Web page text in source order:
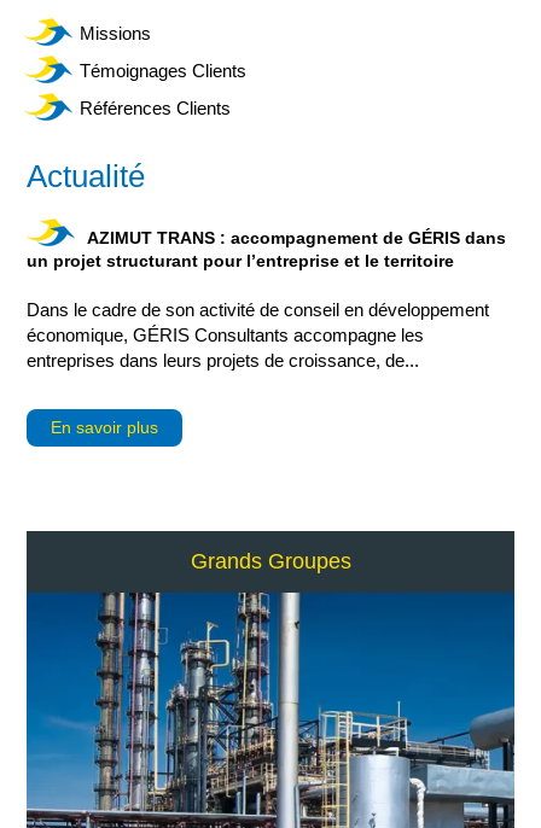
Missions
Témoignages Clients
Références Clients
Actualité
AZIMUT TRANS : accompagnement de GÉRIS dans
un projet structurant pour l’entreprise et le territoire
Dans le cadre de son activité de conseil en développement
économique, GÉRIS Consultants accompagne les
entreprises dans leurs projets de croissance, de...
En savoir plus
Grands Groupes